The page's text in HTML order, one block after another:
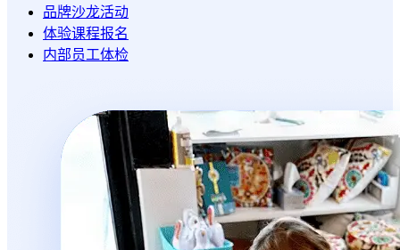
品牌沙龙活动
体验课程报名
内部员工体检